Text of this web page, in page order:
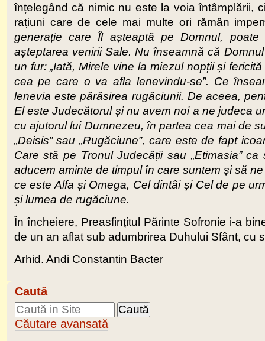
înțelegând că nimic nu este la voia întâmplării,
rațiuni care de cele mai multe ori rămân
generație care Îl așteaptă pe Domnul,
așteptarea venirii Sale. Nu înseamnă că
un fur:„Iată, Mirele vine la miezul nopții și
cea pe care o va afla lenevindu-se”. Ce
lenevia este părăsirea rugăciunii. De aceea,
El este Judecătorul și nu avem noi a ne judeca
cu ajutorul lui Dumnezeu, în partea cea mai de
„Deisis” sau „Rugăciune”, care este de fapt
Care stă pe Tronul Judecății sau „Etimasia”
aducem aminte de timpul în care suntem și să
ce este Alfa și Omega, Cel dintâi și Cel de pe
și lumea de rugăciune.
În încheiere, Preasfințitul Părinte Sofronie i-a
de un an aflat sub adumbrirea Duhului Sfânt, cu
Arhid. Andi Constantin Bacter
Caută
Căutare avansată